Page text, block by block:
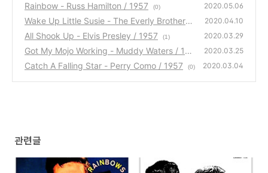
Rainbow - Russ Hamilton / 1957 (0) 2020.05.06
Wake Up Little Susie - The Everly Brothers /
1957
(0)
2020.04.10
All Shook Up - Elvis Presley / 1957 (1) 2020.03.29
Got My Mojo Working - Muddy Waters / 195
7
(0)
2020.03.25
Catch A Falling Star - Perry Como / 1957 (0) 2020.03.04
관련글